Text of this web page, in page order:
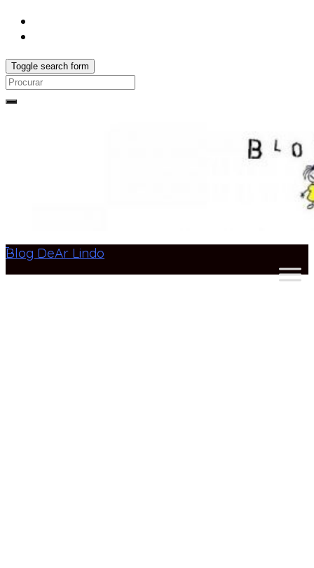
Toggle search form
Search
Blog DeAr Lindo